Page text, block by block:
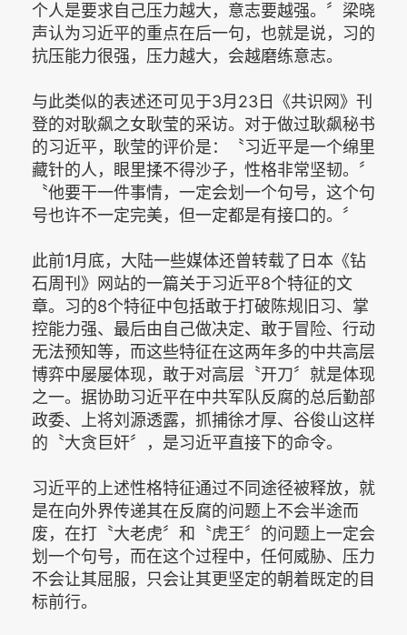
个人是要求自己压力越大，意志要越强。〞梁晓
声认为习近平的重点在后一句，也就是说，习的
抗压能力很强，压力越大，会越磨练意志。
与此类似的表述还可见于3月23日《共识网》刊
登的对耿飙之女耿莹的采访。对于做过耿飙秘书
的习近平，耿莹的评价是：〝习近平是一个绵里
藏针的人，眼里揉不得沙子，性格非常坚韧。〞
〝他要干一件事情，一定会划一个句号，这个句
号也许不一定完美，但一定都是有接口的。〞
此前1月底，大陆一些媒体还曾转载了日本《钻
石周刊》网站的一篇关于习近平8个特征的文
章。习的8个特征中包括敢于打破陈规旧习、掌
控能力强、最后由自己做决定、敢于冒险、行动
无法预知等，而这些特征在这两年多的中共高层
博弈中屡屡体现，敢于对高层〝开刀〞就是体现
之一。据协助习近平在中共军队反腐的总后勤部
政委、上将刘源透露，抓捕徐才厚、谷俊山这样
的〝大贪巨奸〞，是习近平直接下的命令。
习近平的上述性格特征通过不同途径被释放，就
是在向外界传递其在反腐的问题上不会半途而
废，在打〝大老虎〞和〝虎王〞的问题上一定会
划一个句号，而在这个过程中，任何威胁、压力
不会让其屈服，只会让其更坚定的朝着既定的目
标前行。